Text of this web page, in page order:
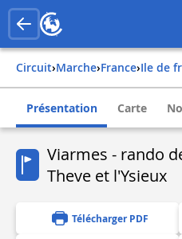
Circuit› Marche› france› ile de
Présentation Carte
Viarmes - rando
Theve et l'Ysieux
Télécharger PDF